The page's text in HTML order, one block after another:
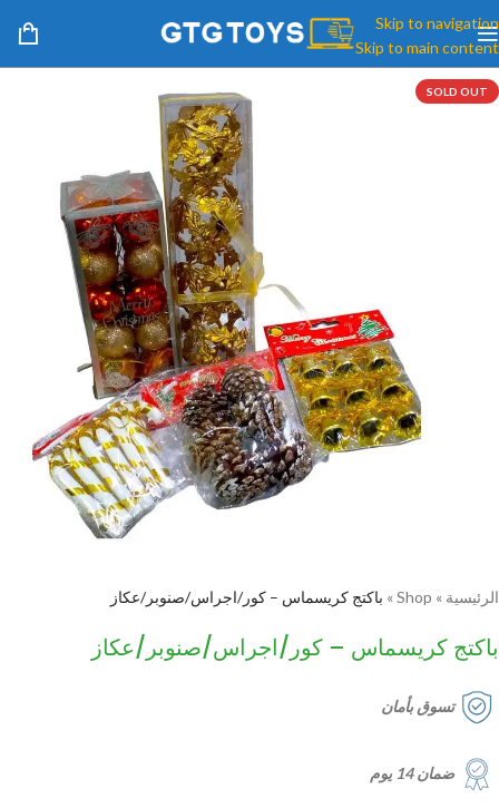
Skip to navigation
Skip to main content
SOLD OUT
الرئيسية »
Shop
» باكتج كريسماس – كور/اجراس/صنوبر/عكاز
باكتج كريسماس – كور/اجراس/صنوبر/عكاز
تسوق بأمان
ضمان 14 يوم